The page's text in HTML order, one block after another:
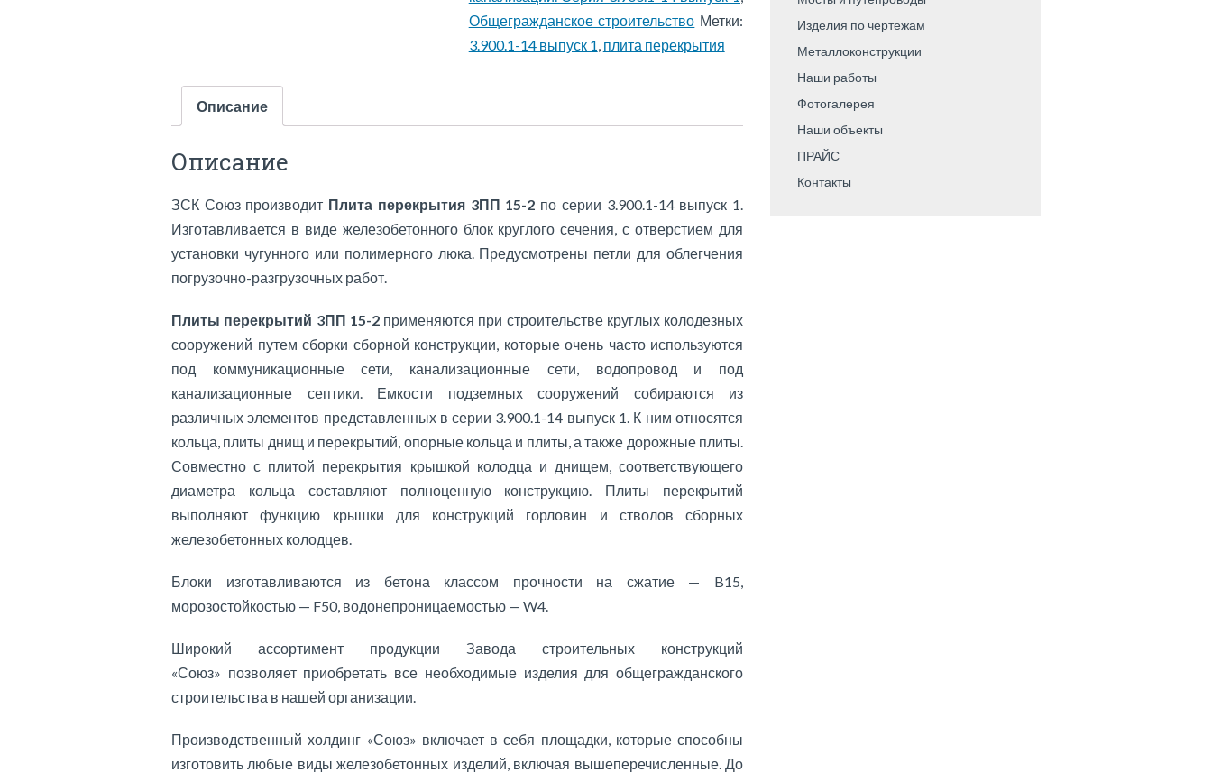
Общегражданское строительство Метки:
3.900.1-14 выпуск 1, плита перекрытия
Описание
Описание
ЗСК Союз производит Плита перекрытия 3ПП 15-2 по серии 3.900.1-14 выпуск 1.
Изготавливается в виде железобетонного блок круглого сечения, с отверстием для
установки чугунного или полимерного люка. Предусмотрены петли для облегчения
погрузочно-разгрузочных работ.
Плиты перекрытий 3ПП 15-2применяются при строительстве круглых колодезных
сооружений путем сборки сборной конструкции, которые очень часто используются
под коммуникационные сети, канализационные сети, водопровод и под
канализационные септики. Емкости подземных сооружений собираются из
различных элементов представленных в серии 3.900.1-14 выпуск 1. К ним относятся
кольца, плиты днищ и перекрытий, опорные кольца и плиты, а также дорожные плиты.
Совместно с плитой перекрытия крышкой колодца и днищем, соответствующего
диаметра кольца составляют полноценную конструкцию. Плиты перекрытий
выполняют функцию крышки для конструкций горловин и стволов сборных
железобетонных колодцев.
Блоки изготавливаются из бетона классом прочности на сжатие — B15,
морозостойкостью — F50, водонепроницаемостью — W4.
Широкий ассортимент продукции Завода строительных конструкций
«Союз» позволяет приобретать все необходимые изделия для общегражданского
строительства в нашей организации.
Производственный холдинг «Союз» включает в себя площадки, которые способны
изготовить любые виды железобетонных изделий, включая вышеперечисленные. До
Изделия по чертежам
Металлоконструкции
Наши работы
Фотогалерея
Наши объекты
ПРАЙС
Контакты